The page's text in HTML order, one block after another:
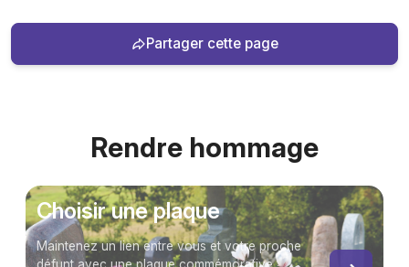
Partager cette page
Rendre hommage
Choisir une plaque
Maintenez un lien entre vous et votre proche